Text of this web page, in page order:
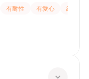
有耐性 有愛心
細心